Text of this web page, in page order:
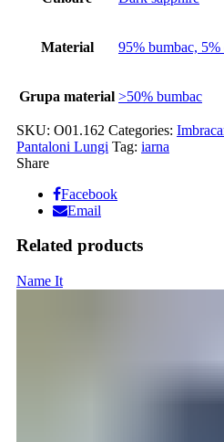
Material 95% bumbac, 5%
Grupa material >50% bumbac
SKU: O01.162 Categories:
Pantaloni Lungi Tag: iarna
Share
Facebook
Email
Related products
Name It